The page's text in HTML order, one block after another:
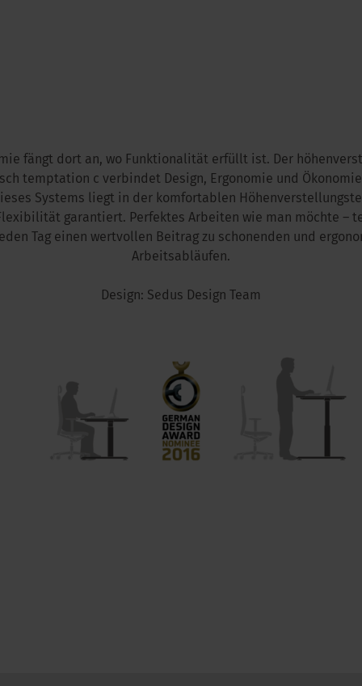
fängt dort an, wo Funktionalität erfüllt ist. Der
temptation c verbindet Design, Ergonomie und
Systems liegt in der komfortablen
garantiert. Perfektes Arbeiten wie man möchte –
Tag einen wertvollen Beitrag zu schonenden und
Arbeitsabläufen.
Design: Sedus Design Team